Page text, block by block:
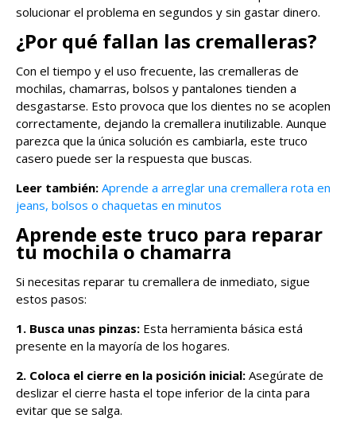
solucionar el problema en segundos y sin gastar dinero.
¿Por qué fallan las cremalleras?
Con el tiempo y el uso frecuente, las cremalleras de
mochilas, chamarras, bolsos y pantalones tienden a
desgastarse. Esto provoca que los dientes no se acoplen
correctamente, dejando la cremallera inutilizable. Aunque
parezca que la única solución es cambiarla, este truco
casero puede ser la respuesta que buscas.
Leer también: Aprende a arreglar una cremallera rota en
jeans, bolsos o chaquetas en minutos
Aprende este truco para reparar
tu mochila o chamarra
Si necesitas reparar tu cremallera de inmediato, sigue
estos pasos:
1. Busca unas pinzas: Esta herramienta básica está
presente en la mayoría de los hogares.
2. Coloca el cierre en la posición inicial: Asegúrate de
deslizar el cierre hasta el tope inferior de la cinta para
evitar que se salga.